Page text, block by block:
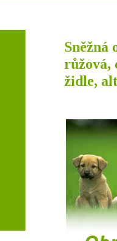
Sněžná
růžová,
židle,